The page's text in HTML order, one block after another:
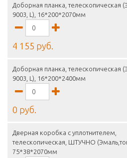
Доборная планка, телескопическая
9003, L), 16*200*2070мм
4 155 руб.
Доборная планка, телескопическая
9003, L), 16*200*2400мм
0 руб.
Дверная коробка с уплотнителем,
телескопическая, ШТУЧНО (Эмаль,тон
75*38*2070мм